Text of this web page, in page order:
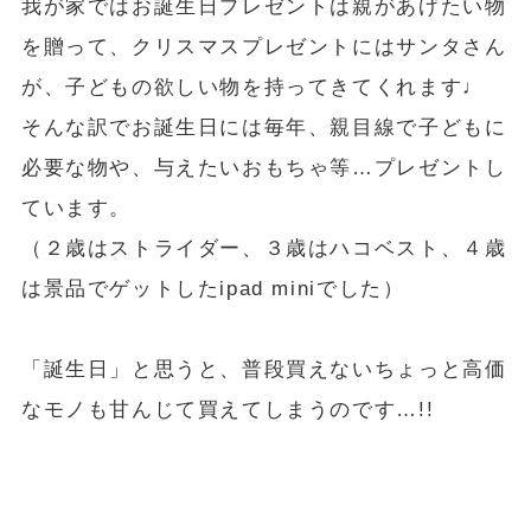
我が家ではお誕生日プレゼントは親があげたい物
を贈って、クリスマスプレゼントにはサンタさん
が、子どもの欲しい物を持ってきてくれます♩
そんな訳でお誕生日には毎年、親目線で子どもに
必要な物や、与えたいおもちゃ等…プレゼントし
ています。
（２歳はストライダー、３歳はハコベスト、４歳
は景品でゲットしたipad miniでした）
「誕生日」と思うと、普段買えないちょっと高価
なモノも甘んじて買えてしまうのです…!!